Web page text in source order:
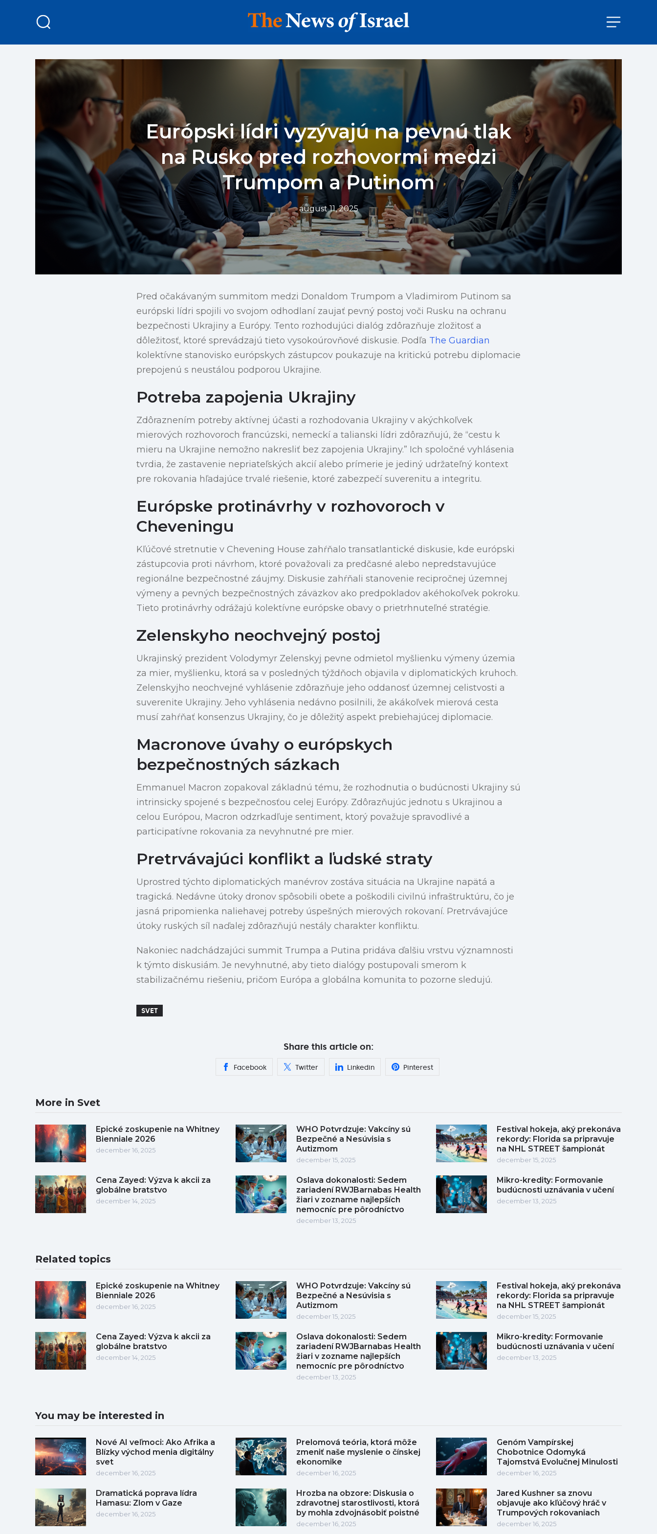
Európski lídri vyzývajú na pevnú tlak
na Rusko pred rozhovormi medzi
Trumpom a Putinom
august 11, 2025
Pred očakávaným summitom medzi Donaldom Trumpom a Vladimirom Putinom sa
európski lídri spojili vo svojom odhodlaní zaujať pevný postoj voči Rusku na ochranu
bezpečnosti Ukrajiny a Európy. Tento rozhodujúci dialóg zdôrazňuje zložitosť a
dôležitosť, ktoré sprevádzajú tieto vysokoúrovňové diskusie. Podľa The Guardian
kolektívne stanovisko európskych zástupcov poukazuje na kritickú potrebu diplomacie
prepojenú s neustálou podporou Ukrajine.
Potreba zapojenia Ukrajiny
Zdôraznením potreby aktívnej účasti a rozhodovania Ukrajiny v akýchkoľvek
mierových rozhovoroch francúzski, nemeckí a talianski lídri zdôrazňujú, že “cestu k
mieru na Ukrajine nemožno nakresliť bez zapojenia Ukrajiny.” Ich spoločné vyhlásenia
tvrdia, že zastavenie nepriateľských akcií alebo prímerie je jediný udržateľný kontext
pre rokovania hľadajúce trvalé riešenie, ktoré zabezpečí suverenitu a integritu.
Európske protinávrhy v rozhovoroch v
Cheveningu
Kľúčové stretnutie v Chevening House zahŕňalo transatlantické diskusie, kde európski
zástupcovia proti návrhom, ktoré považovali za predčasné alebo nepredstavujúce
regionálne bezpečnostné záujmy. Diskusie zahŕňali stanovenie recipročnej územnej
výmeny a pevných bezpečnostných záväzkov ako predpokladov akéhokoľvek pokroku.
Tieto protinávrhy odrážajú kolektívne európske obavy o prietrhnuteľné stratégie.
Zelenskyho neochvejný postoj
Ukrajinský prezident Volodymyr Zelenskyj pevne odmietol myšlienku výmeny územia
za mier, myšlienku, ktorá sa v posledných týždňoch objavila v diplomatických kruhoch.
Zelenskyjho neochvejné vyhlásenie zdôrazňuje jeho oddanosť územnej celistvosti a
suverenite Ukrajiny. Jeho vyhlásenia nedávno posilnili, že akákoľvek mierová cesta
musí zahŕňať konsenzus Ukrajiny, čo je dôležitý aspekt prebiehajúcej diplomacie.
Macronove úvahy o európskych
bezpečnostných sázkach
Emmanuel Macron zopakoval základnú tému, že rozhodnutia o budúcnosti Ukrajiny sú
intrinsicky spojené s bezpečnosťou celej Európy. Zdôrazňujúc jednotu s Ukrajinou a
celou Európou, Macron odzrkadľuje sentiment, ktorý považuje spravodlivé a
participatívne rokovania za nevyhnutné pre mier.
Pretrvávajúci konflikt a ľudské straty
Uprostred týchto diplomatických manévrov zostáva situácia na Ukrajine napätá a
tragická. Nedávne útoky dronov spôsobili obete a poškodili civilnú infraštruktúru, čo je
jasná pripomienka naliehavej potreby úspešných mierových rokovaní. Pretrvávajúce
útoky ruských síl naďalej zdôrazňujú nestály charakter konfliktu.
Nakoniec nadchádzajúci summit Trumpa a Putina pridáva ďalšiu vrstvu významnosti
k týmto diskusiám. Je nevyhnutné, aby tieto dialógy postupovali smerom k
stabilizačnému riešeniu, pričom Európa a globálna komunita to pozorne sledujú.
SVET
Share this article on:
Facebook Twitter Linkedin Pinterest
More in Svet
Epické zoskupenie na Whitney
Bienniale 2026
december 16, 2025
WHO Potvrdzuje: Vakcíny sú
Bezpečné a Nesúvisia s
Autizmom
december 15, 2025
Festival hokeja, aký prekonáva
rekordy: Florida sa pripravuje
na NHL STREET šampionát
december 15, 2025
Cena Zayed: Výzva k akcii za
globálne bratstvo
december 14, 2025
Oslava dokonalosti: Sedem
zariadení RWJBarnabas Health
žiari v zozname najlepších
nemocníc pre pôrodníctvo
december 13, 2025
Mikro-kredity: Formovanie
budúcnosti uznávania v učení
december 13, 2025
Related topics
Epické zoskupenie na Whitney
Bienniale 2026
december 16, 2025
WHO Potvrdzuje: Vakcíny sú
Bezpečné a Nesúvisia s
Autizmom
december 15, 2025
Festival hokeja, aký prekonáva
rekordy: Florida sa pripravuje
na NHL STREET šampionát
december 15, 2025
Cena Zayed: Výzva k akcii za
globálne bratstvo
december 14, 2025
Oslava dokonalosti: Sedem
zariadení RWJBarnabas Health
žiari v zozname najlepších
nemocníc pre pôrodníctvo
december 13, 2025
Mikro-kredity: Formovanie
budúcnosti uznávania v učení
december 13, 2025
You may be interested in
Nové AI veľmoci: Ako Afrika a
Blízky východ menia digitálny
svet
december 16, 2025
Prelomová teória, ktorá môže
zmeniť naše myslenie o čínskej
ekonomike
december 16, 2025
Genóm Vampírskej
Chobotnice Odomyká
Tajomstvá Evolučnej Minulosti
december 16, 2025
Dramatická poprava lídra
Hamasu: Zlom v Gaze
december 16, 2025
Hrozba na obzore: Diskusia o
zdravotnej starostlivosti, ktorá
by mohla zdvojnásobiť poistné
december 16, 2025
Jared Kushner sa znovu
objavuje ako kľúčový hráč v
Trumpových rokovaniach
december 16, 2025